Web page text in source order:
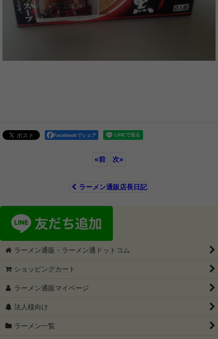
Facebookでシェア
«前 次»
ラーメン通販店長日記
ラーメン通販・ラーメン通ドットコム
ショッピングカート
ラーメン通販マイページ
法人様向け
ラーメン一覧